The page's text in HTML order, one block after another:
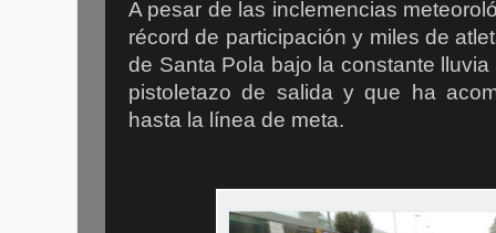
A pesar de las inclemencias
récord de participación y miles de
de Santa Pola bajo la constante
pistoletazo de salida y que ha
hasta la línea de meta.